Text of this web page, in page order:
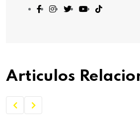
Articulos